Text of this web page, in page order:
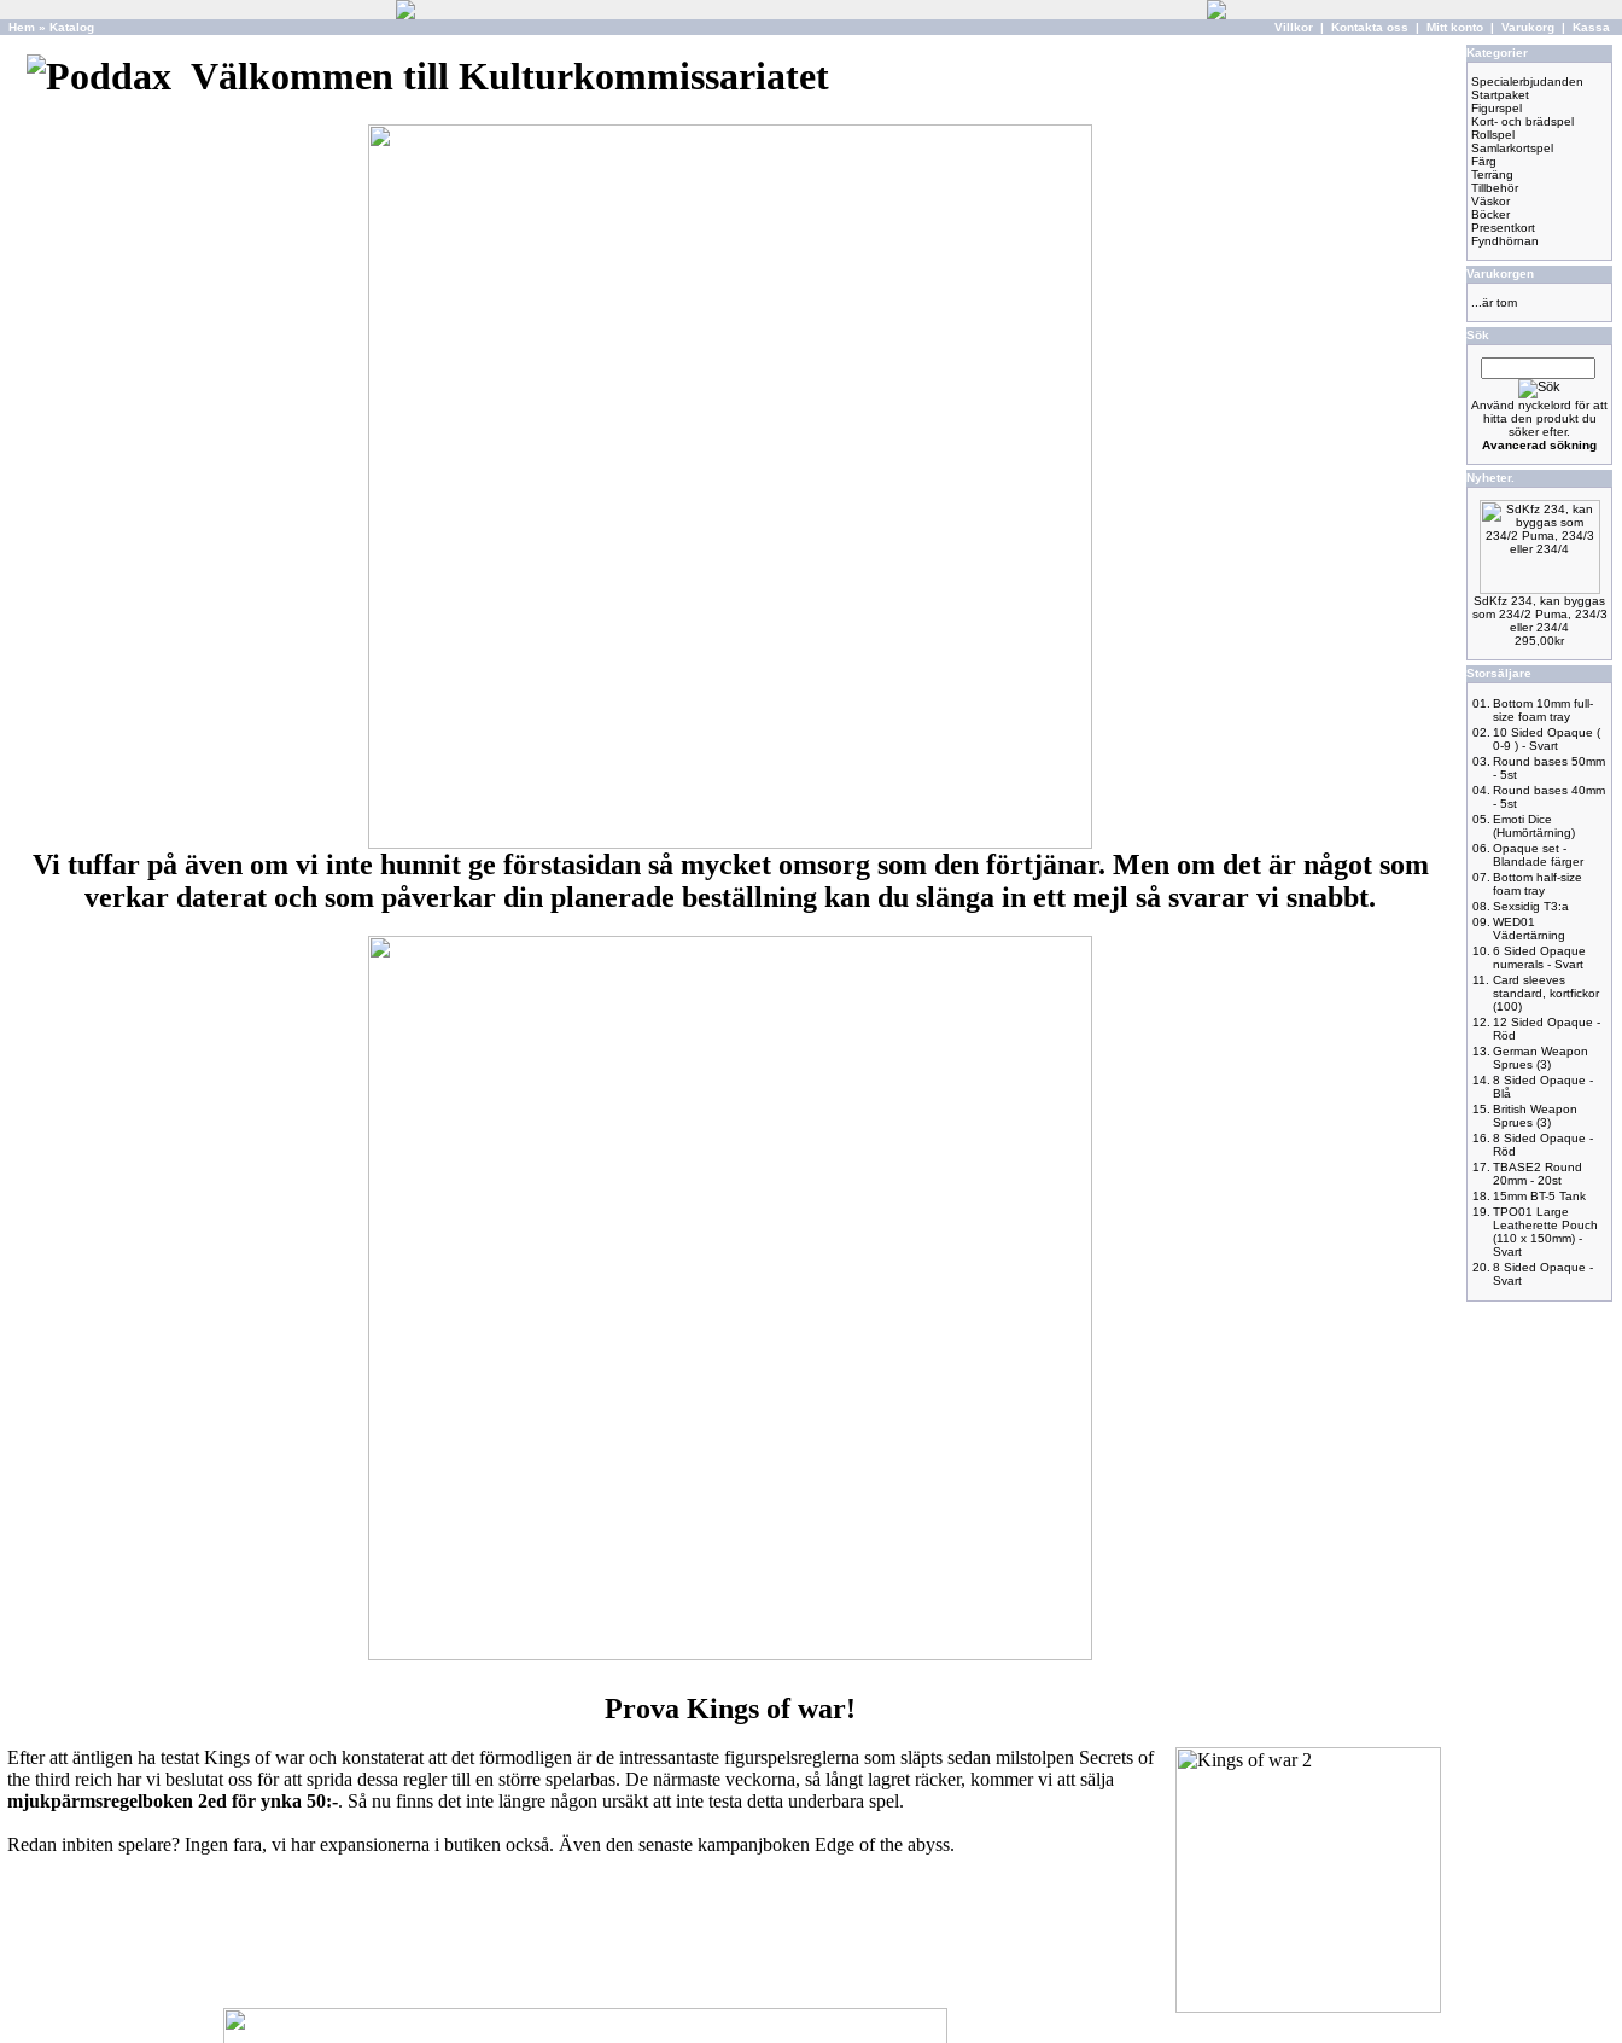
Hem » Katalog Villkor | Kontakta oss | Mitt konto | Varukorg | Kassa
Välkommen till Kulturkommissariatet
Vi tuffar på även om vi inte hunnit ge förstasidan så mycket omsorg som den förtjänar. Men om det är något som
verkar daterat och som påverkar din planerade beställning kan du slänga in ett mejl så svarar vi snabbt.
Prova Kings of war!
Efter att äntligen ha testat Kings of war och konstaterat att det förmodligen är de intressantaste figurspelsreglerna som släpts sedan milstolpen Secrets of
the third reich har vi beslutat oss för att sprida dessa regler till en större spelarbas. De närmaste veckorna, så långt lagret räcker, kommer vi att sälja
mjukpärmsregelboken 2ed för ynka 50:-. Så nu finns det inte längre någon ursäkt att inte testa detta underbara spel.
Redan inbiten spelare? Ingen fara, vi har expansionerna i butiken också. Även den senaste kampanjboken Edge of the abyss.
Kategorier
Specialerbjudanden
Startpaket
Figurspel
Kort- och brädspel
Rollspel
Samlarkortspel
Färg
Terräng
Tillbehör
Väskor
Böcker
Presentkort
Fyndhörnan
Varukorgen
...är tom
Sök
Använd nyckelord för att
hitta den produkt du
söker efter.
Avancerad sökning
Nyheter.
SdKfz 234, kan byggas
som 234/2 Puma, 234/3
eller 234/4
295,00kr
Storsäljare
01.
Bottom 10mm full-
size foam tray
02.
10 Sided Opaque (
0-9 ) - Svart
03. Round bases 50mm
- 5st
04. Round bases 40mm
- 5st
05. Emoti Dice
(Humörtärning)
06. Opaque set -
Blandade färger
07. Bottom half-size
foam tray
08. Sexsidig T3:a
09. WED01
Vädertärning
10. 6 Sided Opaque
numerals - Svart
11.
Card sleeves
standard, kortfickor
(100)
12.
12 Sided Opaque -
Röd
13. German Weapon
Sprues (3)
14. 8 Sided Opaque -
Blå
15. British Weapon
Sprues (3)
16. 8 Sided Opaque -
Röd
17. TBASE2 Round
20mm - 20st
18.
15mm BT-5 Tank
19. TPO01 Large
Leatherette Pouch
(110 x 150mm) -
Svart
20. 8 Sided Opaque -
Svart